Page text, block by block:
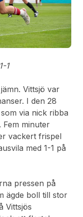
1
Vittsjö var
I den 28
via nick ribba
minuter
vackert frispel
med 1-1 på
pressen på
ägde boll till stor
Vittsjös